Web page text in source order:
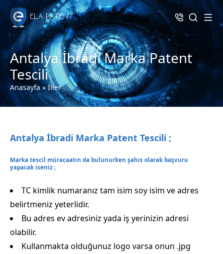
Antalya İbradi Marka Patent
Tescili
Anasayfa»İller
Antalya İbradi Marka Patent Tescili ;
Marka tescil müracaatın da bulunurken şahıs olarak başvuru
yapacak iseniz ;
TC kimlik numaranız tam isim soy isim ve adres
belirtmeniz yeterlidir.
Bu adres ev adresiniz yada iş yerinizin adresi
olabilir.
Kullanmakta olduğunuz logo varsa onun .jpg